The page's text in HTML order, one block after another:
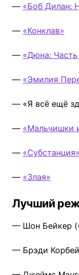
— «Боб Дилан:
— «Конклав»
— «Дюна: Часть
— «Эмилия
— «Я всё ещё
— «Мальчишки
— «Субстанция»
— «Злая»
Лучший
— Шон Бейкер
— Брэди